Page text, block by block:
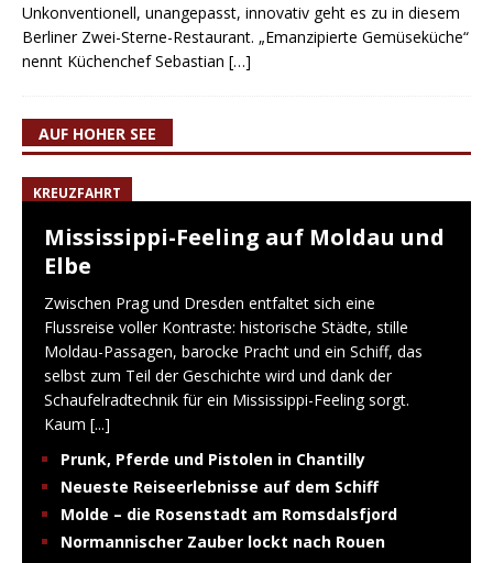
Unkonventionell, unangepasst, innovativ geht es zu in diesem
Berliner Zwei-Sterne-Restaurant. „Emanzipierte Gemüseküche“
nennt Küchenchef Sebastian […]
AUF HOHER SEE
KREUZFAHRT
Mississippi-Feeling auf Moldau und
Elbe
Zwischen Prag und Dresden entfaltet sich eine
Flussreise voller Kontraste: historische Städte, stille
Moldau-Passagen, barocke Pracht und ein Schiff, das
selbst zum Teil der Geschichte wird und dank der
Schaufelradtechnik für ein Mississippi-Feeling sorgt.
Kaum [...]
Prunk, Pferde und Pistolen in Chantilly
Neueste Reiseerlebnisse auf dem Schiff
Molde – die Rosenstadt am Romsdalsfjord
Normannischer Zauber lockt nach Rouen